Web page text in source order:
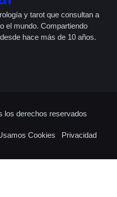
y tarot que consultan a
el mundo. Compartiendo
hace más de 10 años.
los derechos reservados
Cookies Privacidad